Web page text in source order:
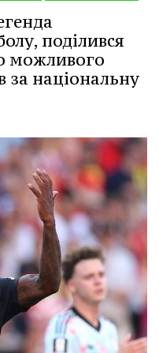
поділився
можливого
за національну